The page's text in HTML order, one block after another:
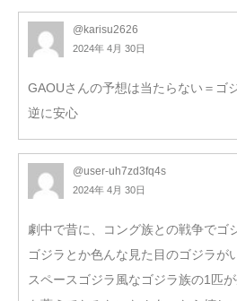
@karisu2626
2024年 4月 30日
GAOUさんの予想は当たらない＝ゴ
逆に安心
@user-uh7zd3fq4s
2024年 4月 30日
劇中で昔に、コング族との戦争でゴ
ゴジラとか色んな見た目のゴジラが
スペースゴジラ風なゴジラ族の1匹